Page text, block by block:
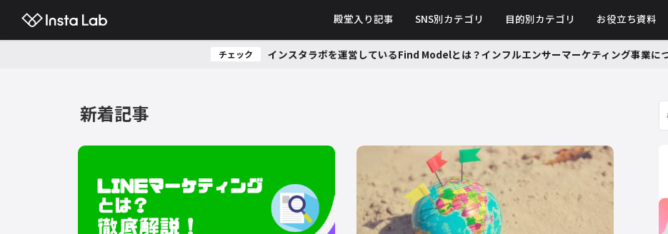
殿堂入り記事 SNS別カテゴリ 目的別カテゴリ お役立ち資料
チェック インスタラボを運営しているFind Modelとは？インフルエンサーマーケティング事業に
新着記事